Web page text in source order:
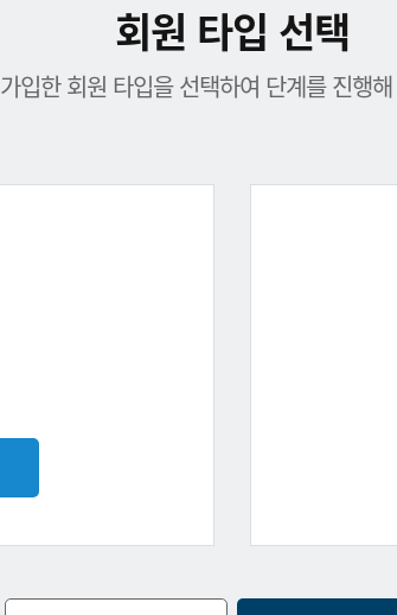
회원 타입 선택
가입한 회원 타입을 선택하여 단계를 진행